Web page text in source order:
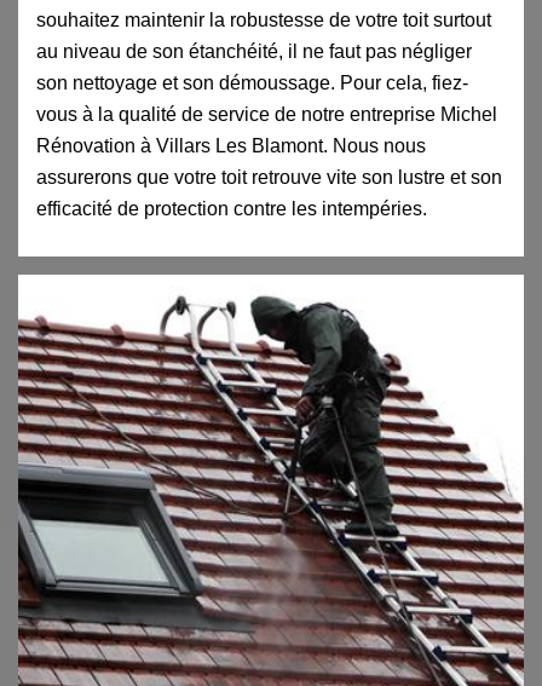
souhaitez maintenir la robustesse de votre toit surtout
au niveau de son étanchéité, il ne faut pas négliger
son nettoyage et son démoussage. Pour cela, fiez-
vous à la qualité de service de notre entreprise Michel
Rénovation à Villars Les Blamont. Nous nous
assurerons que votre toit retrouve vite son lustre et son
efficacité de protection contre les intempéries.